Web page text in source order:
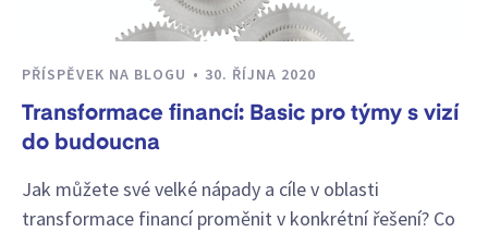
PŘÍSPĚVEK NA BLOGU 30. ŘÍJNA 2020
Transformace financí: Basic pro týmy s vizí
do budoucna
Jak můžete své velké nápady a cíle v oblasti
transformace financí proměnit v konkrétní řešení? Co